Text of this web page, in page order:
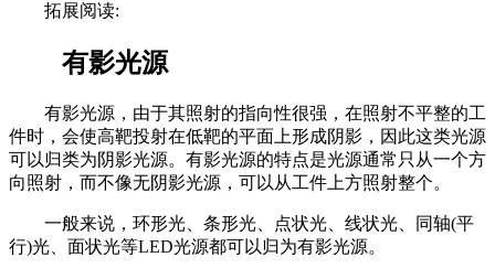
拓展阅读:
有影光源
有影光源，由于其照射的指向性很强，在照射不平整的工
件时，会使高靶投射在低靶的平面上形成阴影，因此这类光源
可以归类为阴影光源。有影光源的特点是光源通常只从一个方
向照射，而不像无阴影光源，可以从工件上方照射整个。
一般来说，环形光、条形光、点状光、线状光、同轴(平
行)光、面状光等LED光源都可以归为有影光源。